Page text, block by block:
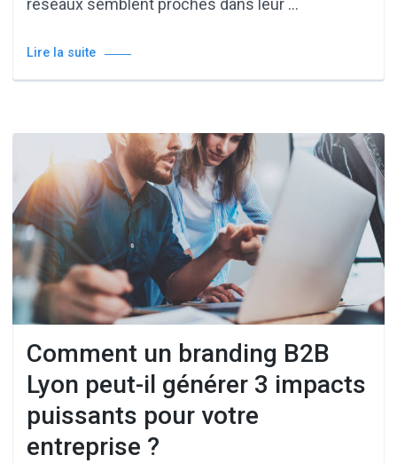
réseaux semblent proches dans leur …
Lire la suite
Comment un branding B2B
Lyon peut-il générer 3 impacts
puissants pour votre
entreprise ?